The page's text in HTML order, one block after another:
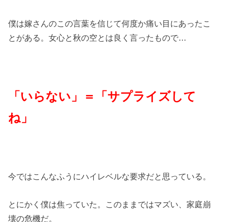
僕は嫁さんのこの言葉を信じて何度か痛い目にあったこ
とがある。女心と秋の空とは良く言ったもので…
「いらない」＝「サプライズして
ね」
今ではこんなふうにハイレベルな要求だと思っている。
とにかく僕は焦っていた。このままではマズい、家庭崩
壊の危機だ。